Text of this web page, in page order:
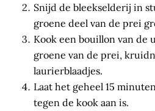
Snijd de bleekselderij in
groene deel van de prei
Kook een bouillon van de
groene van de prei,
laurierblaadjes.
Laat het geheel 15
tegen de kook aan is.